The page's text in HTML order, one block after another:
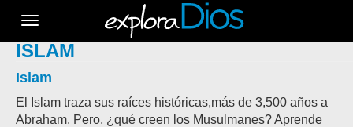
Toggle
navigation
ISLAM
Islam
El Islam traza sus raíces históricas,más de 3,500 años a
Abraham. Pero, ¿qué creen los Musulmanes? Aprende